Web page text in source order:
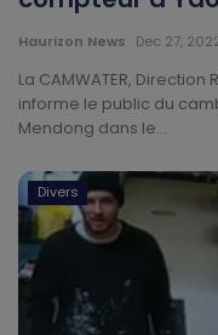
Technologie
Motivation
Politique
Articles Sponsorisés
Education
Santé
Haurizon News Dec 27,
La CAMWATER,
informe le public du
Mendong dans le...
Divers